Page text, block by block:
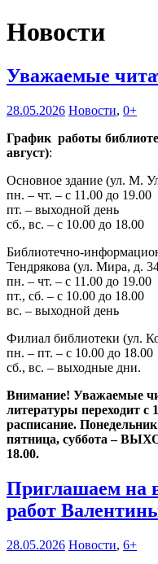
Новости
Уважаемые
28.05.2026 Новости, 0+
График работы
август):
Основное здание (ул. М.
пн. – чт. – с 11.00 до 19.00
пт. – выходной день
сб., вс. – с 10.00 до 18.00
Библиотечно-
Тендрякова (ул. Мира, д.
пн. – чт. – с 11.00 до 19.00
пт., сб. – с 10.00 до 18.00
вс. – выходной день
Филиал библиотеки (ул.
пн. – пт. – с 10.00 до 18.00
сб., вс. – выходные дни.
Внимание! Уважаемые
литературы переходит с
расписание.
пятница, суббота –
18.00.
Приглашаем на
работ
28.05.2026 Новости, 6+